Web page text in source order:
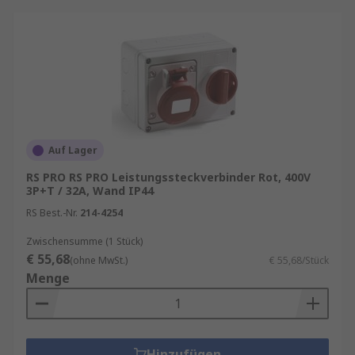
industrielle Steckverbindungssysteme, um
komplette Energieverteilungslösungen
umzusetzen. Zusätzlich profitieren Kunden von
Better World Produkten, die
energieeffiziente und umweltbewusste
Anwendungen unterstützen. Mit Services wie
effiziente Beschaffung, optimierte Lagerhaltung
und maximale Verfügbarkeit – ideal für
industrielle Anwendungen und professionelle
Installationen.
Auf Lager
RS PRO RS PRO Leistungssteckverbinder Rot, 400V
3P+T / 32A, Wand IP44
RS Best.-Nr. 214-4254
Zwischensumme (1 Stück)
€ 55,68(ohne MwSt.) € 55,68/Stück
Menge